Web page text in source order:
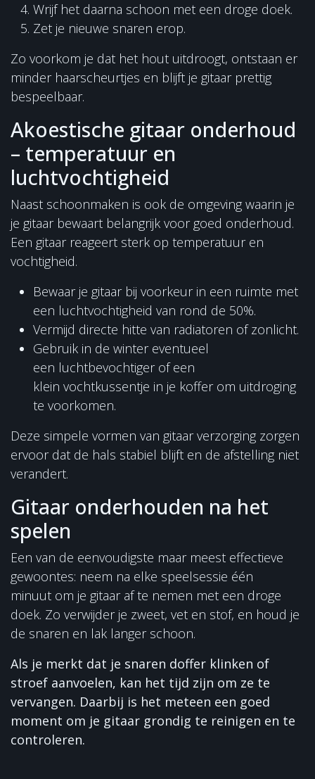
Wrijf het daarna schoon met een droge doek.
Zet je nieuwe snaren erop.
Zo voorkom je dat het hout uitdroogt, ontstaan er
minder haarscheurtjes en blijft je gitaar prettig
bespeelbaar.
Akoestische gitaar onderhoud
– temperatuur en
luchtvochtigheid
Naast schoonmaken is ook de omgeving waarin je
je gitaar bewaart belangrijk voor goed onderhoud.
Een gitaar reageert sterk op temperatuur en
vochtigheid.
Bewaar je gitaar bij voorkeur in een ruimte met
een luchtvochtigheid van rond de 50%.
Vermijd directe hitte van radiatoren of zonlicht.
Gebruik in de winter eventueel
een luchtbevochtiger of een
klein vochtkussentje in je koffer om uitdroging
te voorkomen.
Deze simpele vormen van gitaar verzorging zorgen
ervoor dat de hals stabiel blijft en de afstelling niet
verandert.
Gitaar onderhouden na het
spelen
Een van de eenvoudigste maar meest effectieve
gewoontes: neem na elke speelsessie één
minuut om je gitaar af te nemen met een droge
doek. Zo verwijder je zweet, vet en stof, en houd je
de snaren en lak langer schoon.
Als je merkt dat je snaren doffer klinken of
stroef aanvoelen, kan het tijd zijn om ze te
vervangen. Daarbij is het meteen een goed
moment om je gitaar grondig te reinigen en te
controleren.